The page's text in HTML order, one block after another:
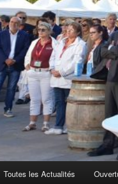
Toutes les Actualités